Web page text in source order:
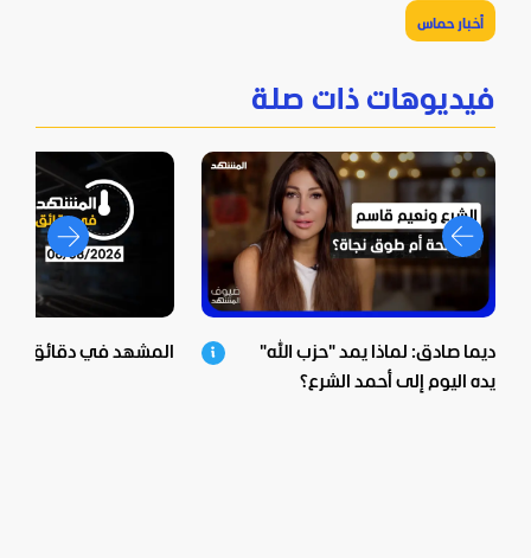
أخبار حماس
فيديوهات ذات صلة
ديما صادق: لماذا يمد "حزب الله"
يده اليوم إلى أحمد الشرع؟
المشهد في دقائق - 06-08-2026